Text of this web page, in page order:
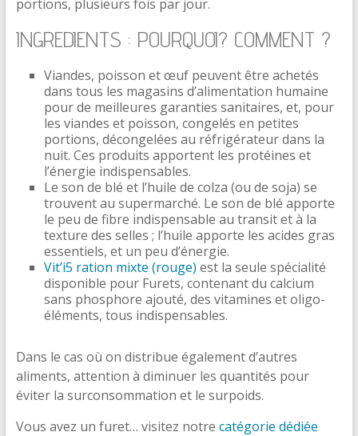
portions, plusieurs fois par jour.
INGREDIENTS : POURQUOI? COMMENT ?
Viandes, poisson et œuf peuvent être achetés
dans tous les magasins d’alimentation humaine
pour de meilleures garanties sanitaires, et, pour
les viandes et poisson, congelés en petites
portions, décongelées au réfrigérateur dans la
nuit. Ces produits apportent les protéines et
l’énergie indispensables.
Le son de blé et l’huile de colza (ou de soja) se
trouvent au supermarché. Le son de blé apporte
le peu de fibre indispensable au transit et à la
texture des selles ; l’huile apporte les acides gras
essentiels, et un peu d’énergie.
Vit’i5 ration mixte (rouge) est la seule spécialité
disponible pour Furets, contenant du calcium
sans phosphore ajouté, des vitamines et oligo-
éléments, tous indispensables.
Dans le cas où on distribue également d’autres
aliments, attention à diminuer les quantités pour
éviter la surconsommation et le surpoids.
Vous avez un furet… visitez notre catégorie dédiée